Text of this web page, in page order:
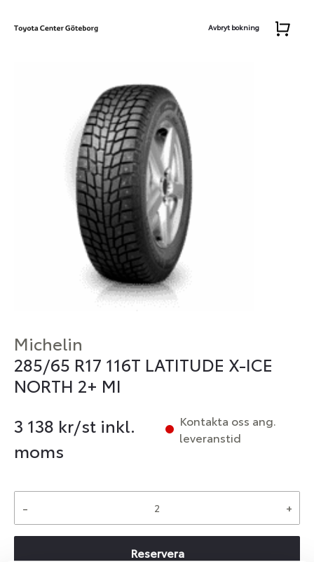
Avbryt bokning
Michelin
285/65 R17 116T LATITUDE X-ICE
NORTH 2+ MI
3 138 kr/st inkl.
moms
Kontakta oss ang.
leveranstid
- +
Reservera